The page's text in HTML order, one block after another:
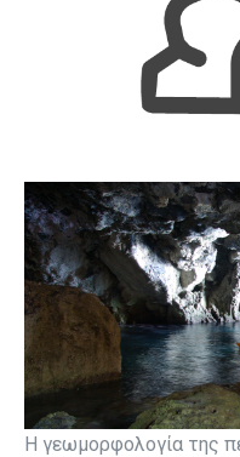
Η γεωμορφολογία της